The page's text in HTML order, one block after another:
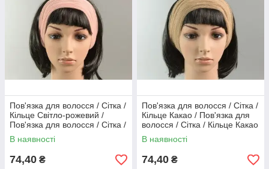
Відправка
товару
Придбати аксесуари для волосся дуже просто, потрібно
перегорнути трохи нижче, вибрати і зробити замовлення.
Про інше подбаємо ми!
Пов'язка для волосся / Сітка /
Кільце Світло-рожевий /
Пов'язка для волосся / Сітка /
Кільце Світло-рожевий 22 см
В наявності
74,40 ₴
Пов'язка для волосся / Сітка /
Кільце Какао / Пов'язка для
волосся / Сітка / Кільце Какао
22 см
В наявності
74,40 ₴